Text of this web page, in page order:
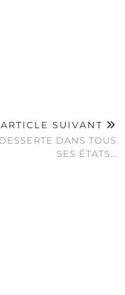
ARTICLE SUIVANT
DANS TOUS
SES ÉTATS…